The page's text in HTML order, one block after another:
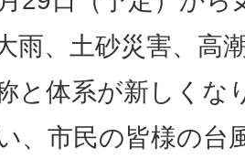
雨、土砂災害、高
と体系が新しくな
、市民の皆様の台